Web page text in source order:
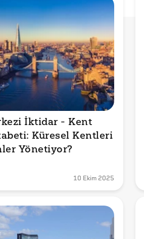
İktidar - Kent
Küresel Kentleri
Yönetiyor?
10 Ekim 2025